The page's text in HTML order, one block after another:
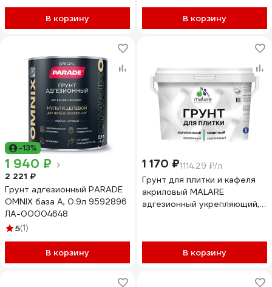
быстросохнущий, белый, 2 кг
4610362814809
В корзину В корзину
-13%
1 940 ₽
2 221 ₽
Грунт адгезионный PARADE
OMNIX база А, 0.9л 9592896
ЛА-00004648
5(1)
В корзину
1 170 ₽1114.29 ₽/л
Грунт для плитки и кафеля
акриловый MALARE
адгезионный укрепляющий,
4610362814786
ГПЛИТБЕЛ0100
В корзину